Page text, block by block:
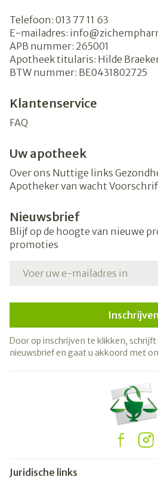
Telefoon: 013 77 11 63
E-mailadres: info@
APB nummer: 265001
Apotheek titularis: Hilde
BTW nummer: BE0431802725
Klantenservice
FAQ
Uw apotheek
Over ons Nuttige links
Apotheker van wacht
Nieuwsbrief
Blijf op de hoogte van nieuwe
promoties
Inschrijven
Door op inschrijven te klikken, schrijft
nieuwsbrief en gaat u akkoord met
Juridische links